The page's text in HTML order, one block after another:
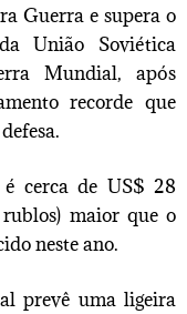
Guerra e supera o
União Soviética
Mundial, após
recorde que
cerca de US$ 28
maior que o
neste ano.
prevê uma ligeira